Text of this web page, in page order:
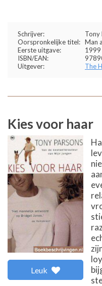
Schrijver:
Tony
Oorspronkelijke titel: Man
Eerste uitgave:
1999
ISBN/EAN:
Uitgever:
The
Kies voor haar
Leuk